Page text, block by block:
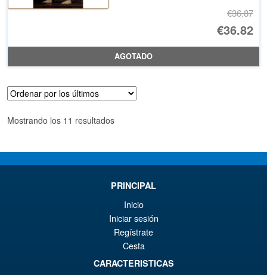
€36.87
El
€36.82
El
AGOTADO
Mostrando los 11 resultadosOrdenado
PRINCIPAL
Inicio
Iniciar sesión
Regístrate
Cesta
CARACTERISTICAS